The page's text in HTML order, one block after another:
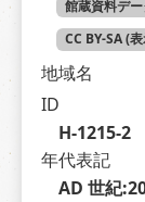
館蔵資料デ
CC BY-SA (
地域名
ID
H-1215-2
年代表記
AD 世紀